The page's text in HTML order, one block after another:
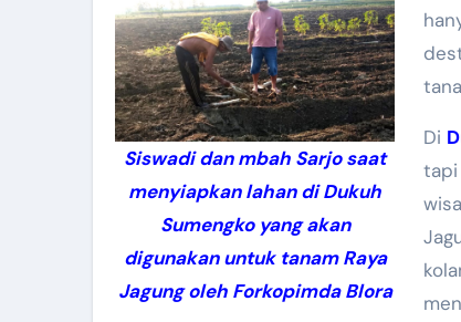
Siswadi dan mbah Sarjo saat
menyiapkan lahan di Dukuh
Sumengko yang akan
digunakan untuk tanam Raya
Jagung oleh Forkopimda Blora
Di
tapi